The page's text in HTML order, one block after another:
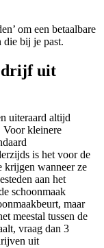
om een betaalbare
die bij je past.
uit
uiteraard altijd
Voor kleinere
is het voor de
krijgen wanneer ze
aan het
schoonmaak
maar
meestal tussen de
vraag dan 3
uit